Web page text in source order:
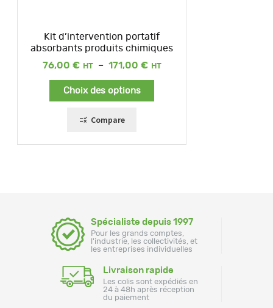
Kit d’intervention portatif
absorbants produits chimiques
76,00 € – 171,00 €
Plage
Choix des options
Compare
Spécialiste depuis 1997
Pour les grands comptes,
l'industrie, les collectivités, et
les entreprises individuelles
Livraison rapide
Les colis sont expédiés en
24 à 48h après réception
du paiement